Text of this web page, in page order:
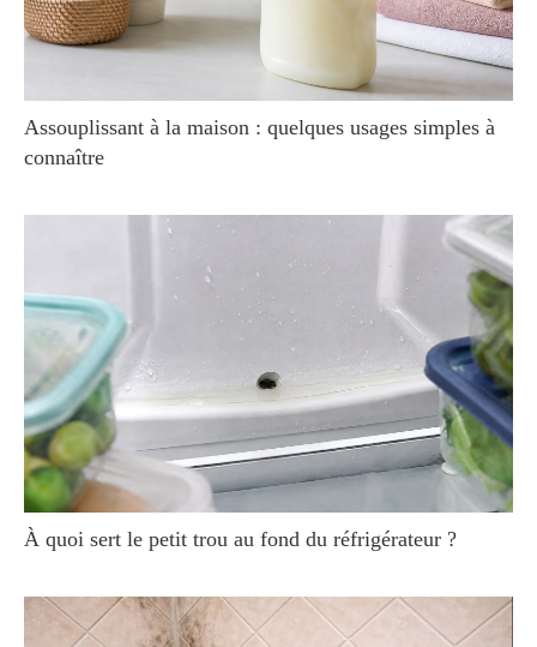
Assouplissant à la maison : quelques usages simples à
connaître
À quoi sert le petit trou au fond du réfrigérateur ?